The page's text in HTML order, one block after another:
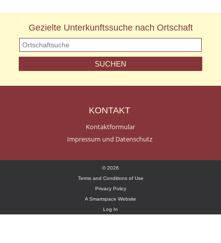
Gezielte Unterkunftssuche nach Ortschaft
KONTAKT
Kontaktformular
Impressum und Datenschutz
© 2026
Terms and Conditions of Use
Privacy Policy
A Smartspace Website
Log In